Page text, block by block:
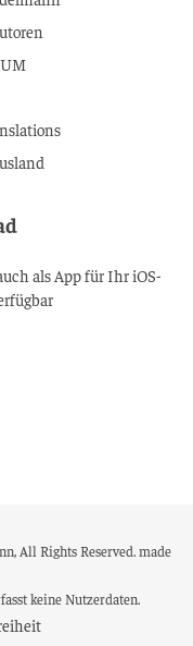
als App für Ihr iOS-
All Rights Reserved.made
keine Nutzerdaten.